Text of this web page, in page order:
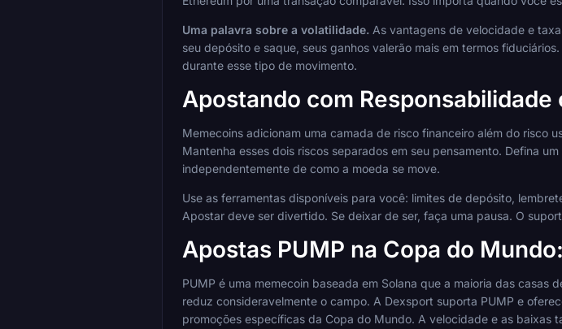
Uma palavra sobre a volatilidade. As vantagens de velocidade e
seu depósito e saque, seus ganhos valerão mais em termos
durante esse tipo de movimento.
Apostando com Responsabilidade
Memecoins adicionam uma camada de risco financeiro além do risco
Mantenha esses dois riscos separados em seu pensamento. Defina
independentemente de como a moeda se move.
Use as ferramentas disponíveis para você: limites de depósito,
Apostar deve ser divertido. Se deixar de ser, faça uma pausa. O
Apostas PUMP na Copa do
PUMP é uma memecoin baseada em Solana que a maioria das
reduz consideravelmente o campo. A Dexsport suporta PUMP e
promoções específicas da Copa do Mundo. A velocidade e as baixas